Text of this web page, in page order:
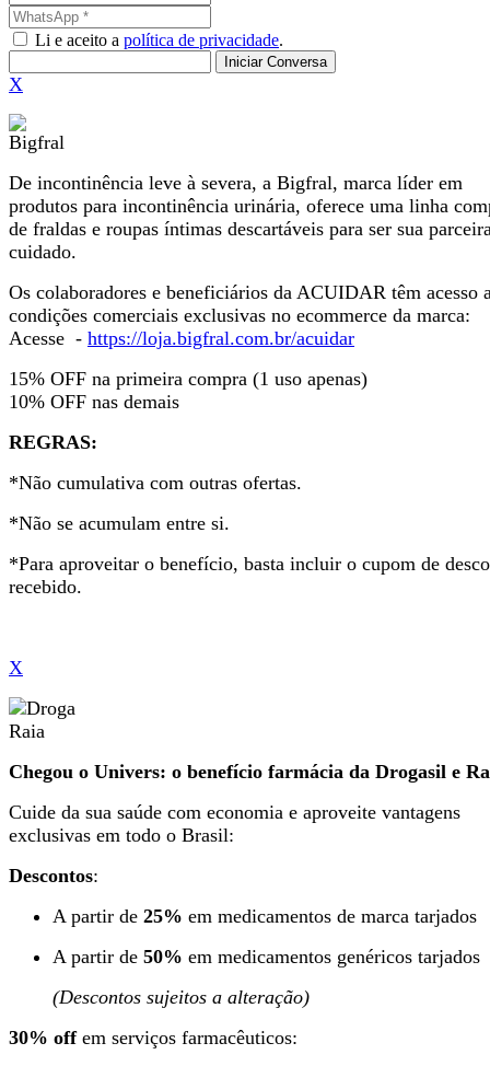
Li e aceito a política de privacidade.
Iniciar Conversa
X
De incontinência leve à severa, a Bigfral, marca líder em
produtos para incontinência urinária, oferece uma linha
de fraldas e roupas íntimas descartáveis para ser sua
cuidado.
Os colaboradores e beneficiários da ACUIDAR têm acesso
condições comerciais exclusivas no ecommerce da marca:
Acesse - https://loja.bigfral.com.br/acuidar
15% OFF na primeira compra (1 uso apenas)
10% OFF nas demais
REGRAS:
*Não cumulativa com outras ofertas.
*Não se acumulam entre si.
*Para aproveitar o benefício, basta incluir o cupom de
recebido.
X
Chegou o Univers: o benefício farmácia da Drogasil e
Cuide da sua saúde com economia e aproveite vantagens
exclusivas em todo o Brasil:
Descontos:
A partir de 25% em medicamentos de marca tarjados
A partir de 50% em medicamentos genéricos tarjados
(Descontos sujeitos a alteração)
30% offem serviços farmacêuticos: